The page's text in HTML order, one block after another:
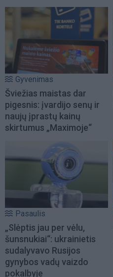
Gyvenimas
Šviežias maistas dar
pigesnis: įvardijo senų ir
naujų įprastų kainų
skirtumus „Maximoje“
Pasaulis
„Slėptis jau per vėlu,
šunsnukiai“: ukrainietis
sudalyvavo Rusijos
gynybos vadų vaizdo
pokalbyje